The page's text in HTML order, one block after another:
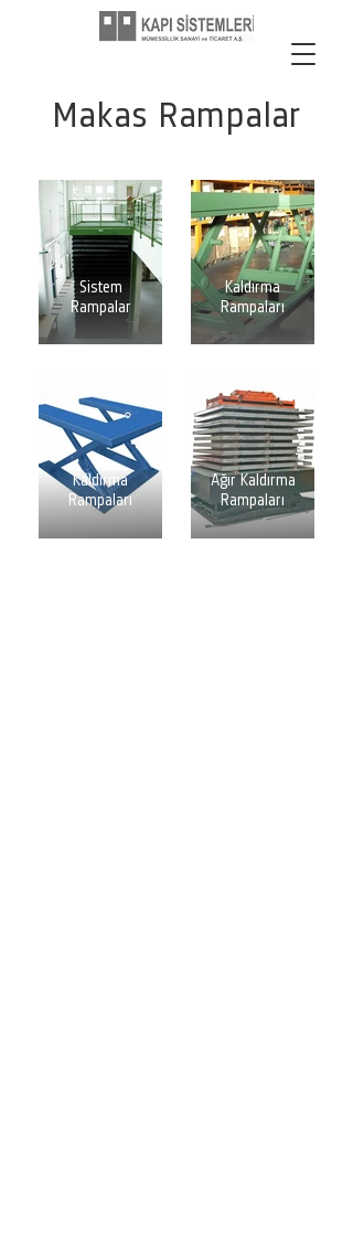
Makas Rampalar
Sistem
Rampalar
Standard
Kaldırma
Rampaları
Extra Düz
Kaldırma
Rampaları
Ağır Kaldırma
Rampaları